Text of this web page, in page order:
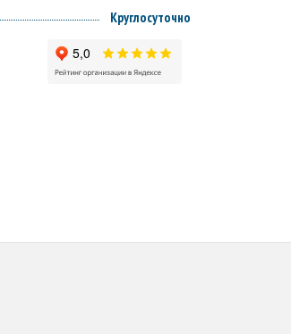
Круглосуточно